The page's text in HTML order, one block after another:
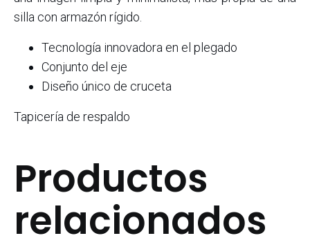
silla con armazón rígido.
Tecnología innovadora en el plegado
Conjunto del eje
Diseño único de cruceta
Tapicería de respaldo
Productos
relacionados